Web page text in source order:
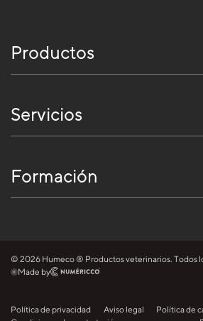
Productos
Servicios
Formación
© 2026 Humeco ® Productos veterinarios. Todos
Made by
Política de privacidad Aviso legal Política de